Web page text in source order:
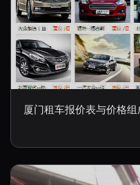
厦门租车报价表与价格